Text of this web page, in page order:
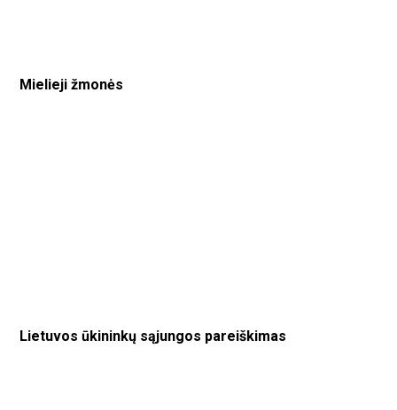
Mielieji žmonės
Lietuvos ūkininkų sąjungos pareiškimas